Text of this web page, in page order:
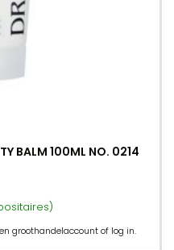
BALM 100ML NO. 0214
groothandelaccount of log in.